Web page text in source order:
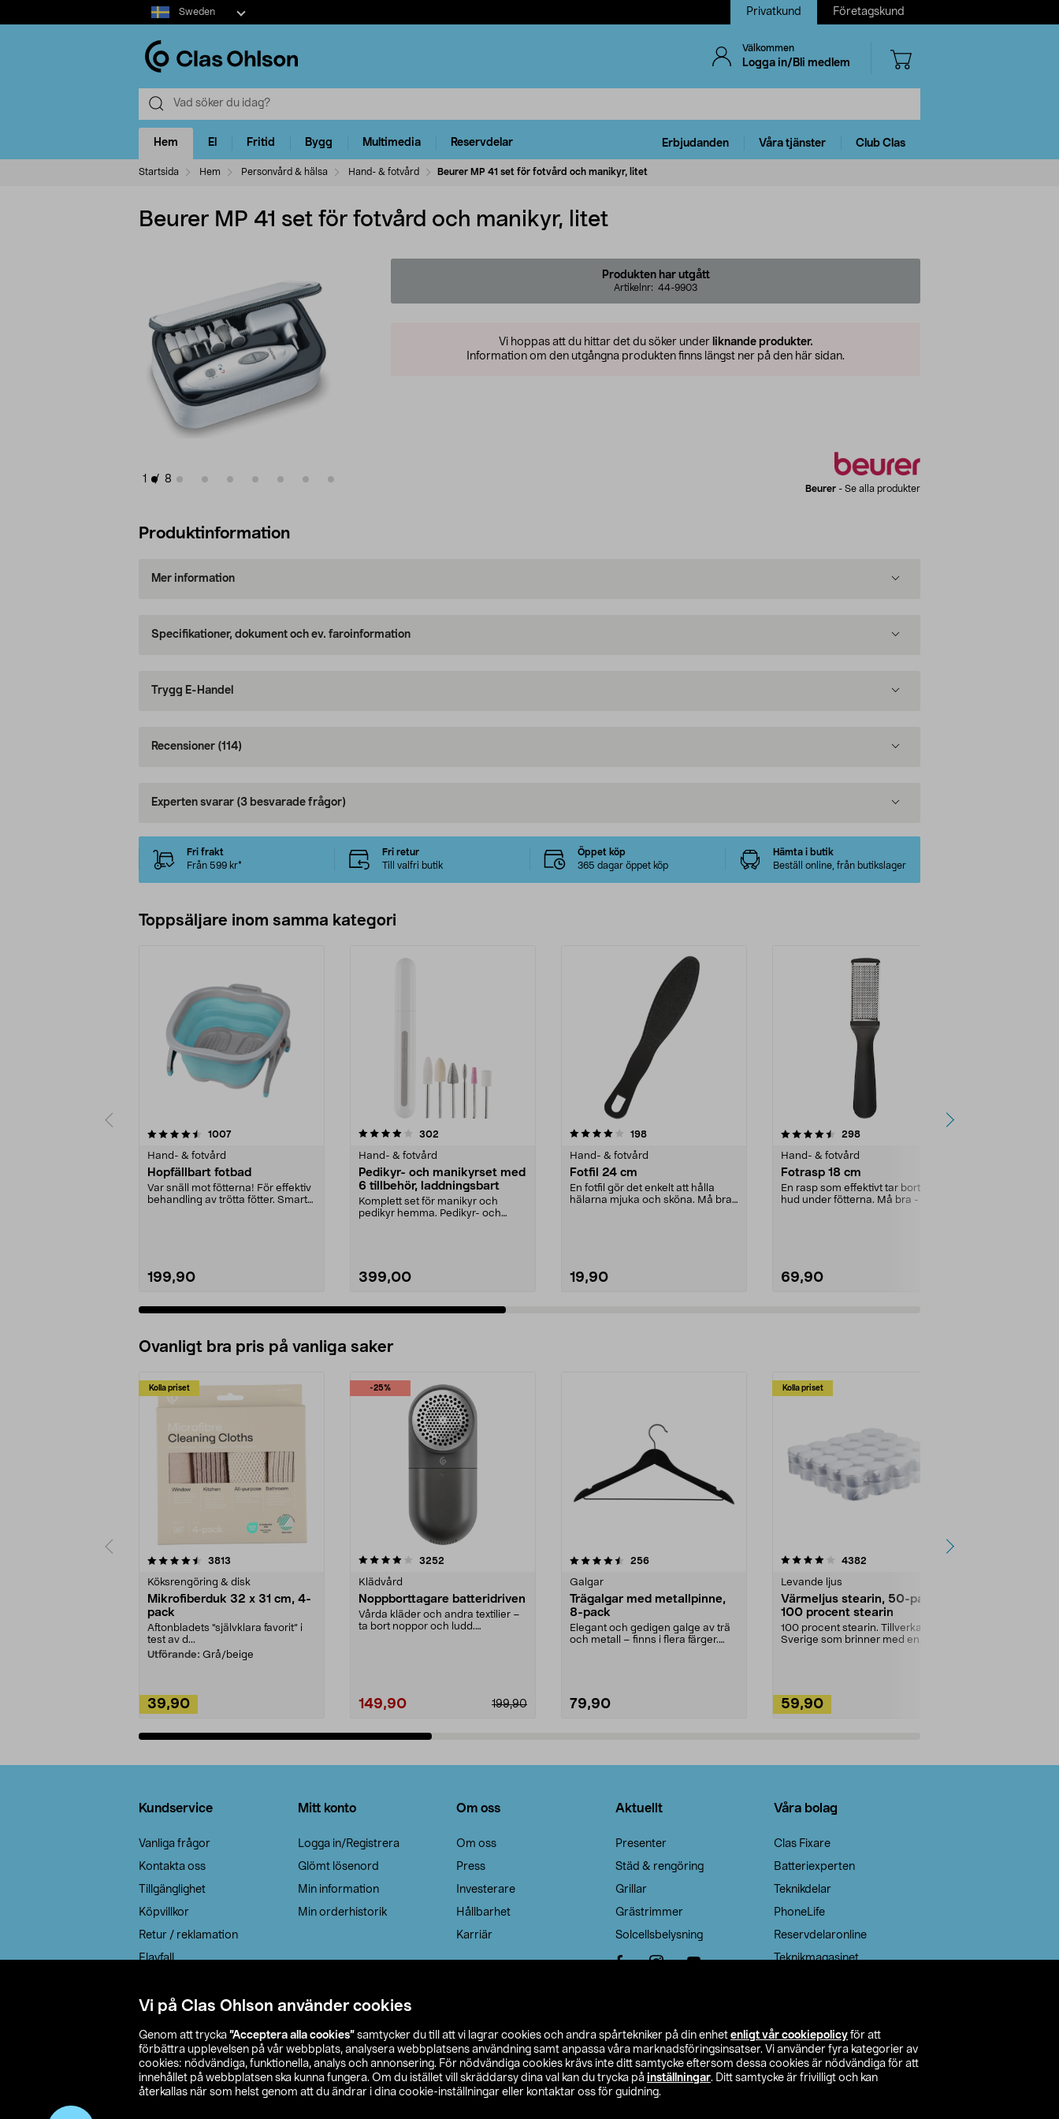
Vi på Clas Ohlson använder cookies
Genom att trycka ”Acceptera alla cookies” samtycker du till att vi lagrar cookies och andra spårtekniker på din enhet enligt vår cookiepolicy för att
förbättra upplevelsen på vår webbplats, analysera webbplatsens användning samt anpassa våra marknadsföringsinsatser. Vi använder fyra kategorier av
cookies: nödvändiga, funktionella, analys och annonsering. För nödvändiga cookies krävs inte ditt samtycke eftersom dessa cookies är nödvändiga för att
innehållet på webbplatsen ska kunna fungera. Om du istället vill skräddarsy dina val kan du trycka på inställningar. Ditt samtycke är frivilligt och kan
återkallas när som helst genom att du ändrar i dina cookie-inställningar eller kontaktar oss för guidning.
Select
market
Sweden Privatkund Företagskund
Välkommen
Logga in/Bli medlem
Hem El Fritid Bygg Multimedia Reservdelar Erbjudanden Våra tjänster Club Clas
Startsida Hem Personvård & hälsa Hand- & fotvård Beurer MP 41 set för fotvård och manikyr, litet
Beurer MP 41 set för fotvård och manikyr, litet
1 / 8
Produkten har utgått
Artikelnr: 44-9903
Vi hoppas att du hittar det du söker under liknande produkter.
Information om den utgångna produkten finns längst ner på den här sidan.
Beurer - Se alla produkter
Produktinformation
Mer information
Specifikationer, dokument och ev. faroinformation
Trygg E-Handel
Recensioner (114)
Experten svarar (3 besvarade frågor)
Fri frakt
Från 599 kr*
Fri retur
Till valfri butik
Öppet köp
365 dagar öppet köp
Hämta i butik
Beställ online, från butikslager
Toppsäljare inom samma kategori
1007recensioner
Hand- & fotvård
Hopfällbart fotbad
Var snäll mot fötterna! För effektiv
behandling av trötta fötter. Smart
199,90
4.0 av 5 stjärnor 302
Hand- & fotvård
Pedikyr- och manikyrset med
6 tillbehör, laddningsbart
Komplett set för manikyr och
pedikyr hemma. Pedikyr- och
399,00
4.0 av 5 stjärnor 198recensioner
Hand- & fotvård
Fotfil 24 cm
En fotfil gör det enkelt att hålla
hälarna mjuka och sköna. Må bra
19,90
4.5 av 5 stjärnor 298recensioner
Hand- & fotvård
Fotrasp 18 cm
En rasp som effektivt tar bort hård
hud under fötterna. Må bra - ta
69,90
4.5 av 5 stjärnor
Ovanligt bra pris på vanliga saker
Kolla priset
3813
Köksrengöring & disk
Mikrofiberduk 32 x 31 cm, 4-
pack
Aftonbladets "självklara favorit” i
test av d...
Utförande: Grå/beige
39,90
-25%
4.0av 5 stjärnor 3252
Klädvård
Noppborttagare batteridriven
Vårda kläder och andra textilier –
ta bort noppor och ludd.
199,90
149,90
4.5av 5 stjärnor 256recensioner
Galgar
Trägalgar med metallpinne,
8-pack
Elegant och gedigen galge av trä
och metall – finns i flera färger.
79,90
Kolla priset
4.0av 5 stjärnor 4382
Levande ljus
Värmeljus stearin, 50-pack,
100 procent stearin
100 procent stearin. Tillverkade i
Sverige som brinner med en
59,90
4.5av 5 stjärnor
Kundservice
Vanliga frågor
Kontakta oss
Tillgänglighet
Köpvillkor
Retur / reklamation
Elavfall
Leveransalternativ
Mitt konto
Logga in/Registrera
Glömt lösenord
Min information
Min orderhistorik
Om oss
Om oss
Press
Investerare
Hållbarhet
Karriär
Aktuellt
Presenter
Städ & rengöring
Grillar
Grästrimmer
Solcellsbelysning
Våra bolag
Clas Fixare
Batteriexperten
Teknikdelar
PhoneLife
Reservdelaronline
Teknikmagasinet